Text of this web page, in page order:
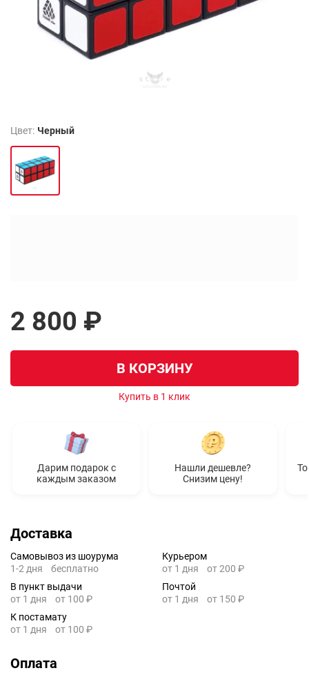
Цвет: Черный
2 800 ₽
В КОРЗИНУ
Купить в 1 клик
Дарим подарок с
каждым заказом
Нашли дешевле?
Снизим цену!
Доставка
Самовывоз из шоурума
1-2 дня
бесплатно
Курьером
от 1 дня
от 200 ₽
В пункт выдачи
от 1 дня
от 100 ₽
Почтой
от 1 дня
от 150 ₽
К постамату
от 1 дня
от 100 ₽
Оплата